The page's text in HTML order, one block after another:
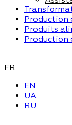
Production
Produits
Production
FR
EN
UA
RU